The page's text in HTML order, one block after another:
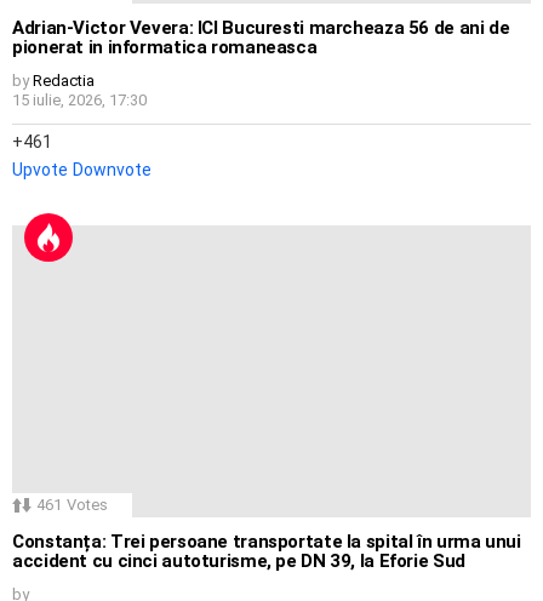
Adrian-Victor Vevera: ICI Bucuresti marcheaza 56 de ani de
pionerat in informatica romaneasca
by Redactia
15 iulie, 2026, 17:30
461
Upvote Downvote
461 Votes
Constanța: Trei persoane transportate la spital în urma unui
accident cu cinci autoturisme, pe DN 39, la Eforie Sud
by